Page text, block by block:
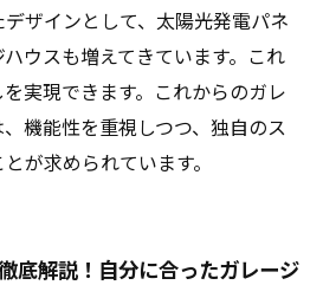
ザインとして、太陽光発電パネ
ウスも増えてきています。これ
実現できます。これからのガレ
機能性を重視しつつ、独自のス
が求められています。
底解説！自分に合ったガレージ